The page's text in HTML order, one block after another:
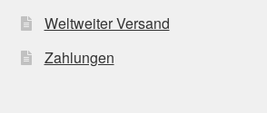
Weltweiter Versand
Zahlungen